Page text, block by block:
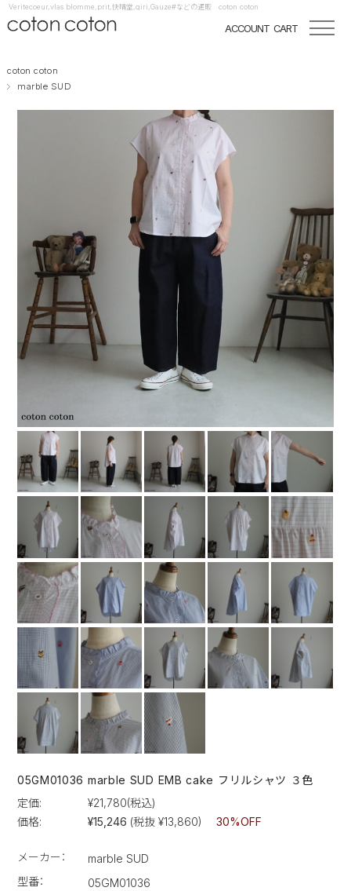
Veritecoeur,vlas blomme,prit,快晴堂,qiri,Gauze#などの通販 coton coton
ACCOUNT CART
coton coton
marble SUD
05GM01036 marble SUD EMB cake フリルシャツ ３色
定価:
¥21,780(税込)
価格:
¥15,246 (税抜 ¥13,860) 30%OFF
メーカー：
marble SUD
型番：
05GM01036